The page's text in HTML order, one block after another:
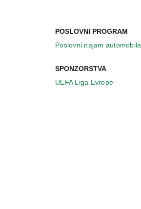
POSLOVNI PROGRAM
Poslovni najam automobila
SPONZORSTVA
UEFA Liga Evrope